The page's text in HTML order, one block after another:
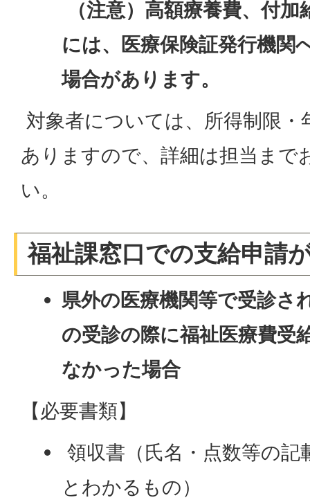
（注意）高額療養費、付
には、医療保険証発行機関
場合があります。
対象者については、所得制限・
ありますので、詳細は担当まで
い。
福祉課窓口での支給申請
県外の医療機関等で受診さ
の受診の際に福祉医療費受
なかった場合
【必要書類】
領収書（氏名・点数等の
とわかるもの）